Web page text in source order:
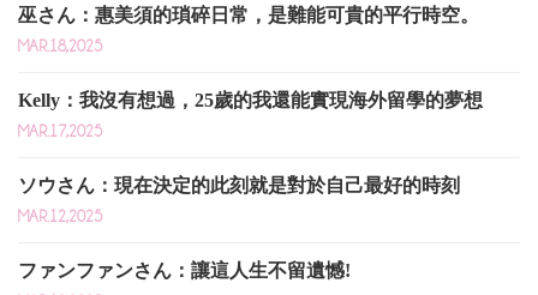
巫さん：惠美須的瑣碎日常，是難能可貴的平行時空。
MAR.18,2025
Kelly：我沒有想過，25歲的我還能實現海外留學的夢想
MAR.17,2025
ソウさん：現在決定的此刻就是對於自己最好的時刻
MAR.12,2025
ファンファンさん：讓這人生不留遺憾!